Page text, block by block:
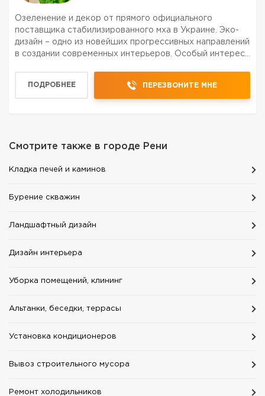
Озеленение и декор от прямого официального
поставщика стабилизированного мха в Украине. Эко-
дизайн – одно из новейших прогрессивных направлений
в создании современных интерьеров. Особый интерес
все...
ПОДРОБНЕЕ ПЕРЕЗВОНИТЕ МНЕ
Смотрите также в городе Рени
Кладка печей и каминов
Бурение скважин
Ландшафтный дизайн
Дизайн интерьера
Уборка помещений, клининг
Альтанки, беседки, террасы
Установка кондиционеров
Вывоз строительного мусора
Ремонт холодильников